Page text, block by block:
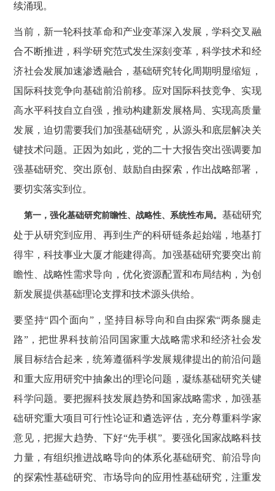
续涌现。
当前，新一轮科技革命和产业变革深入发展，学科交叉融
合不断推进，科学研究范式发生深刻变革，科学技术和经
济社会发展加速渗透融合，基础研究转化周期明显缩短，
国际科技竞争向基础前沿前移。应对国际科技竞争、实现
高水平科技自立自强，推动构建新发展格局、实现高质量
发展，迫切需要我们加强基础研究，从源头和底层解决关
键技术问题。正因为如此，党的二十大报告突出强调要加
强基础研究、突出原创、鼓励自由探索，作出战略部署，
要切实落实到位。
第一，强化基础研究前瞻性、战略性、系统性布局。 基础研究
处于从研究到应用、再到生产的科研链条起始端，地基打
得牢，科技事业大厦才能建得高。加强基础研究要突出前
瞻性、战略性需求导向，优化资源配置和布局结构，为创
新发展提供基础理论支撑和技术源头供给。
要坚持“四个面向”，坚持目标导向和自由探索“两条腿走
路”，把世界科技前沿同国家重大战略需求和经济社会发
展目标结合起来，统筹遵循科学发展规律提出的前沿问题
和重大应用研究中抽象出的理论问题，凝练基础研究关键
科学问题。要把握科技发展趋势和国家战略需求，加强基
础研究重大项目可行性论证和遴选评估，充分尊重科学家
意见，把握大趋势、下好“先手棋”。要强化国家战略科技
力量，有组织推进战略导向的体系化基础研究、前沿导向
的探索性基础研究、市场导向的应用性基础研究，注重发